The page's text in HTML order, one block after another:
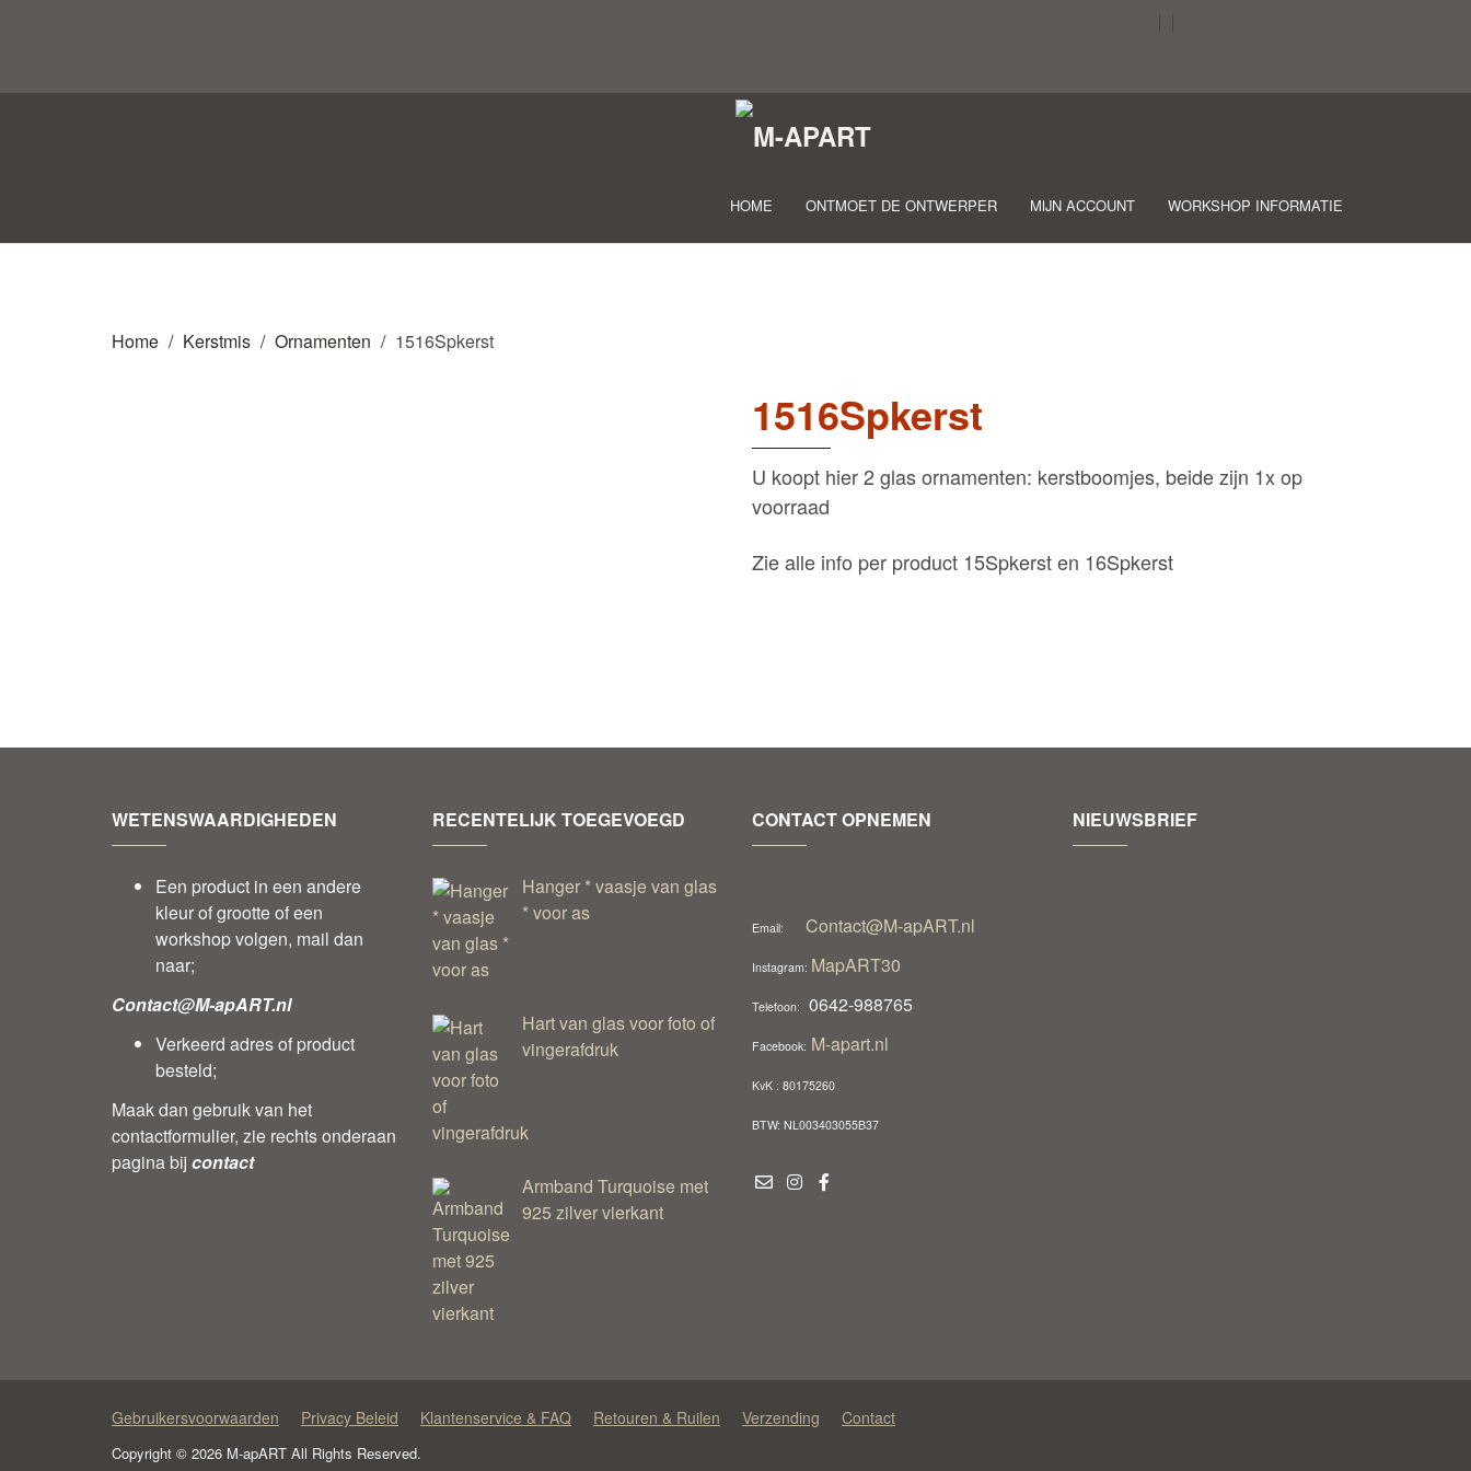
HOME ONTMOET DE ONTWERPER MIJN ACCOUNT WORKSHOP INFORMATIE
Home Kerstmis Ornamenten 1516Spkerst
1516Spkerst
U koopt hier 2 glas ornamenten: kerstboomjes, beide zijn 1x op
voorraad
Zie alle info per product 15Spkerst en 16Spkerst
WETENSWAARDIGHEDEN
Een product in een andere
kleur of grootte of een
workshop volgen, mail dan
naar;
Contact@M-apART.nl
Verkeerd adres of product
besteld;
Maak dan gebruik van het
contactformulier, zie rechts onderaan
pagina bij contact
RECENTELIJK TOEGEVOEGD
Hanger * vaasje van glas
* voor as
Hart van glas voor foto of
vingerafdruk
Armband Turquoise met
925 zilver vierkant
CONTACT OPNEMEN
Email: Contact@M-apART.nl
Instagram: MapART30
Telefoon: 0642-988765
Facebook: M-apart.nl
KvK : 80175260
BTW: NL003403055B37
NIEUWSBRIEF
Gebruikersvoorwaarden Privacy Beleid Klantenservice & FAQ Retouren & Ruilen Verzending Contact
Copyright © 2026 M-apART All Rights Reserved.